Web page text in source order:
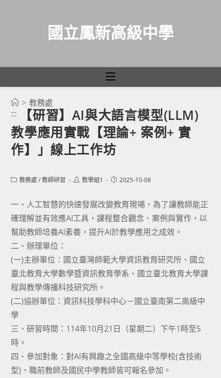
國立鳳新高級中學
> 教務處
:::
【研習】AI與大語言模型(LLM)
教學應用實戰【理論+ 案例+ 實
作】」線上工作坊
Post教務處 / 教師研習
Post教學組1
Post2025-10-08
一、人工智慧的快速發展改變教育現場，為了讓教師能正
確理解並有效應AI工具，課程整合觀念、案例與實作，以
幫助教師培養AI素養，提升AI於教學應用之成效。
二、辦理單位：
(一)主辦單位：國立臺灣師範大學資訊教育研究所、國立
臺北教育大學數學暨資訊教育學系、國立臺北教育大學課
程與教學傳播科技研究所。
(二)協辦單位：資訊科技學科中心－國立臺南第二高級中
學
三、研習時間：114年10月21日（星期二）下午1時至5
時。
四、參加對象：對AI有興趣之全國高級中等學校(含技術
型)、職前教師及國民中學教師皆可報名參加。